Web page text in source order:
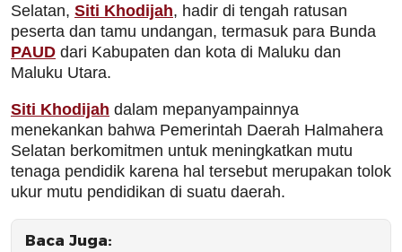
Selatan, Siti Khodijah, hadir di tengah ratusan
peserta dan tamu undangan, termasuk para Bunda
PAUD dari Kabupaten dan kota di Maluku dan
Maluku Utara.
Siti Khodijah dalam mepanyampainnya
menekankan bahwa Pemerintah Daerah Halmahera
Selatan berkomitmen untuk meningkatkan mutu
tenaga pendidik karena hal tersebut merupakan tolok
ukur mutu pendidikan di suatu daerah.
Baca Juga: